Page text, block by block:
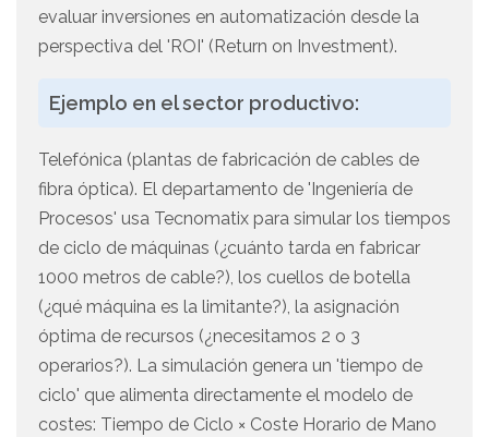
evaluar inversiones en automatización desde la
perspectiva del 'ROI' (Return on Investment).
Ejemplo en el sector productivo:
Telefónica (plantas de fabricación de cables de
fibra óptica). El departamento de 'Ingeniería de
Procesos' usa Tecnomatix para simular los tiempos
de ciclo de máquinas (¿cuánto tarda en fabricar
1000 metros de cable?), los cuellos de botella
(¿qué máquina es la limitante?), la asignación
óptima de recursos (¿necesitamos 2 o 3
operarios?). La simulación genera un 'tiempo de
ciclo' que alimenta directamente el modelo de
costes: Tiempo de Ciclo × Coste Horario de Mano